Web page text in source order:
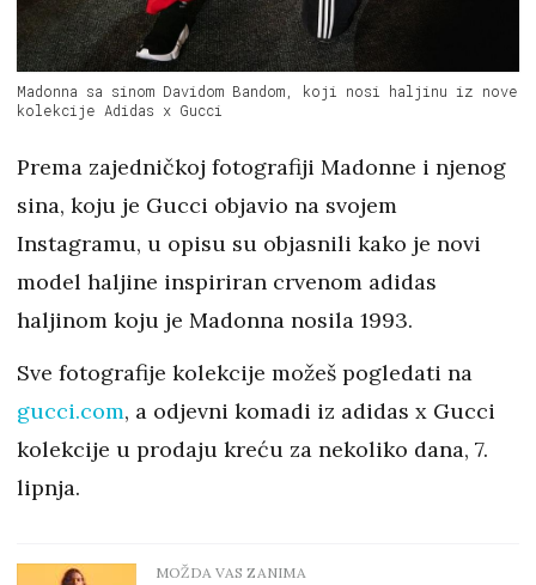
Madonna sa sinom Davidom Bandom, koji nosi haljinu iz nove
kolekcije Adidas x Gucci
Prema zajedničkoj fotografiji Madonne i njenog
sina, koju je Gucci objavio na svojem
Instagramu, u opisu su objasnili kako je novi
model haljine inspiriran crvenom adidas
haljinom koju je Madonna nosila 1993.
Sve fotografije kolekcije možeš pogledati na
gucci.com, a odjevni komadi iz adidas x Gucci
kolekcije u prodaju kreću za nekoliko dana, 7.
lipnja.
MOŽDA VAS ZANIMA